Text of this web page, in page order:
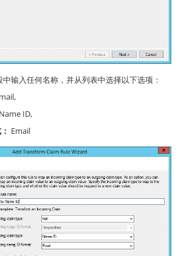
中输入任何名称，并从列表中选择以下选项：
mail,
Name ID,
Email